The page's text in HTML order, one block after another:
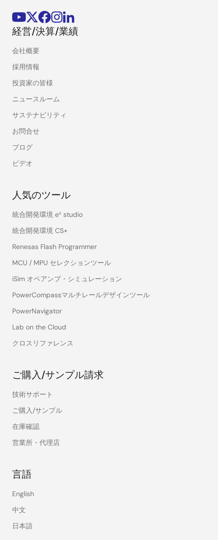
経営/決算/業績
会社概要
採用情報
投資家の皆様
ニュースルーム
サステナビリティ
お問合せ
ブログ
ビデオ
人気のツール
統合開発環境 e² studio
統合開発環境 CS+
Renesas Flash Programmer
MCU / MPU セレクションツール
iSim オペアンプ・シミュレーション
PowerCompassマルチレールデザインツール
PowerNavigator
Lab on the Cloud
クロスリファレンス
ご購入/サンプル請求
技術サポート
ご購入/サンプル
在庫確認
営業所・代理店
言語
English
中文
日本語